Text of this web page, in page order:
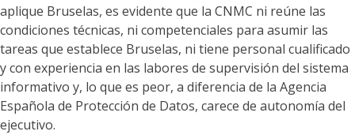
aplique Bruselas, es evidente que la CNMC ni reúne las
condiciones técnicas, ni competenciales para asumir las
tareas que establece Bruselas, ni tiene personal cualificado
y con experiencia en las labores de supervisión del sistema
informativo y, lo que es peor, a diferencia de la Agencia
Española de Protección de Datos, carece de autonomía del
ejecutivo.